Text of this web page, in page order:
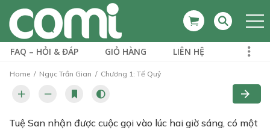
FAQ – HỎI & ĐÁP GIỎ HÀNG LIÊN HỆ
Home Ngục Trần Gian Chương 1: Tế Quỷ
Tuệ San nhận được cuộc gọi vào lúc hai giờ sáng, có một